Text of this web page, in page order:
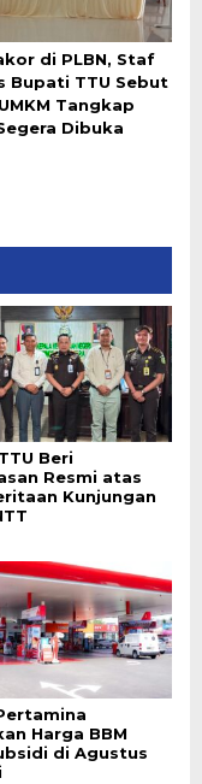
di PLBN, Staf
Bupati TTU Sebut
Tangkap
Dibuka
Beri
Resmi atas
Kunjungan
Harga BBM
di Agustus